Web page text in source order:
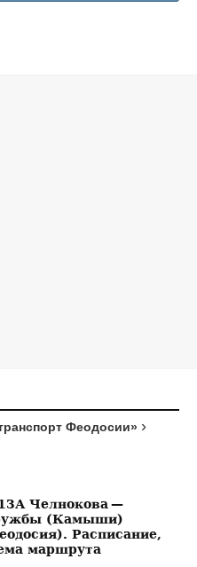
Феодосии»
Челнокова —
(Камыши)
Расписание,
маршрута